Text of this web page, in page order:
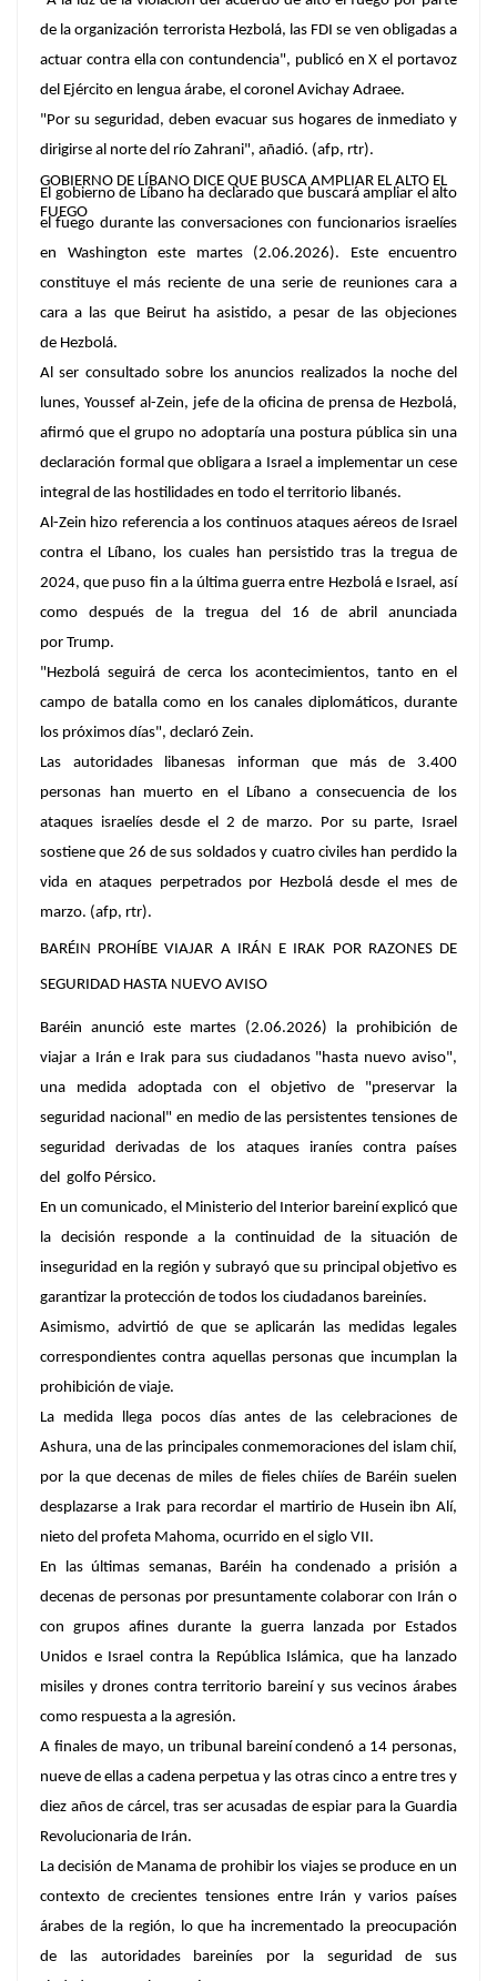
de la organización terrorista Hezbolá, las FDI se ven obligadas a
actuar contra ella con contundencia", publicó en X el portavoz
del Ejército en lengua árabe, el coronel Avichay Adraee.
"Por su seguridad, deben evacuar sus hogares de inmediato y
dirigirse al norte del río Zahrani", añadió. (afp, rtr).
GOBIERNO DE LÍBANO DICE QUE BUSCA AMPLIAR EL ALTO EL
FUEGO
El gobierno de Líbano ha declarado que buscará ampliar el alto
el fuego durante las conversaciones con funcionarios israelíes
en Washington este martes (2.06.2026). Este encuentro
constituye el más reciente de una serie de reuniones cara a
cara a las que Beirut ha asistido, a pesar de las objeciones
de Hezbolá.
Al ser consultado sobre los anuncios realizados la noche del
lunes, Youssef al-Zein, jefe de la oficina de prensa de Hezbolá,
afirmó que el grupo no adoptaría una postura pública sin una
declaración formal que obligara a Israel a implementar un cese
integral de las hostilidades en todo el territorio libanés.
Al-Zein hizo referencia a los continuos ataques aéreos de Israel
contra el Líbano, los cuales han persistido tras la tregua de
2024, que puso fin a la última guerra entre Hezbolá e Israel, así
como después de la tregua del 16 de abril anunciada
por Trump.
"Hezbolá seguirá de cerca los acontecimientos, tanto en el
campo de batalla como en los canales diplomáticos, durante
los próximos días", declaró Zein.
Las autoridades libanesas informan que más de 3.400
personas han muerto en el Líbano a consecuencia de los
ataques israelíes desde el 2 de marzo. Por su parte, Israel
sostiene que 26 de sus soldados y cuatro civiles han perdido la
vida en ataques perpetrados por Hezbolá desde el mes de
marzo. (afp, rtr).
BARÉIN PROHÍBE VIAJAR A IRÁN E IRAK POR RAZONES DE
SEGURIDAD HASTA NUEVO AVISO
Baréin anunció este martes (2.06.2026) la prohibición de
viajar a Irán e Irak para sus ciudadanos "hasta nuevo aviso",
una medida adoptada con el objetivo de "preservar la
seguridad nacional" en medio de las persistentes tensiones de
seguridad derivadas de los ataques iraníes contra países
del golfo Pérsico.
En un comunicado, el Ministerio del Interior bareiní explicó que
la decisión responde a la continuidad de la situación de
inseguridad en la región y subrayó que su principal objetivo es
garantizar la protección de todos los ciudadanos bareiníes.
Asimismo, advirtió de que se aplicarán las medidas legales
correspondientes contra aquellas personas que incumplan la
prohibición de viaje.
La medida llega pocos días antes de las celebraciones de
Ashura, una de las principales conmemoraciones del islam chií,
por la que decenas de miles de fieles chiíes de Baréin suelen
desplazarse a Irak para recordar el martirio de Husein ibn Alí,
nieto del profeta Mahoma, ocurrido en el siglo VII.
En las últimas semanas, Baréin ha condenado a prisión a
decenas de personas por presuntamente colaborar con Irán o
con grupos afines durante la guerra lanzada por Estados
Unidos e Israel contra la República Islámica, que ha lanzado
misiles y drones contra territorio bareiní y sus vecinos árabes
como respuesta a la agresión.
A finales de mayo, un tribunal bareiní condenó a 14 personas,
nueve de ellas a cadena perpetua y las otras cinco a entre tres y
diez años de cárcel, tras ser acusadas de espiar para la Guardia
Revolucionaria de Irán.
La decisión de Manama de prohibir los viajes se produce en un
contexto de crecientes tensiones entre Irán y varios países
árabes de la región, lo que ha incrementado la preocupación
de las autoridades bareiníes por la seguridad de sus